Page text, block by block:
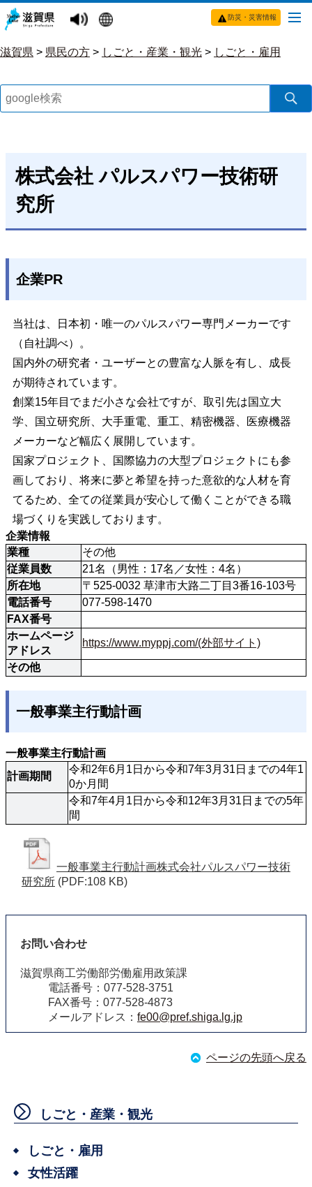
防災・災害情報
滋賀県 > 県民の方 > しごと・産業・観光 > しごと・雇用
株式会社 パルスパワー技術研
究所
企業PR
当社は、日本初・唯一のパルスパワー専門メーカーです
（自社調べ）。
国内外の研究者・ユーザーとの豊富な人脈を有し、成長
が期待されています。
創業15年目でまだ小さな会社ですが、取引先は国立大
学、国立研究所、大手重電、重工、精密機器、医療機器
メーカーなど幅広く展開しています。
国家プロジェクト、国際協力の大型プロジェクトにも参
画しており、将来に夢と希望を持った意欲的な人材を育
てるため、全ての従業員が安心して働くことができる職
場づくりを実践しております。
企業情報
業種
その他
従業員数
21名（男性：17名／女性：4名）
所在地
〒525-0032 草津市大路二丁目3番16-103号
電話番号
077-598-1470
FAX番号
ホームページ
アドレス
https://www.myppj.com/(外部サイト)
その他
一般事業主行動計画
一般事業主行動計画
計画期間
令和2年6月1日から令和7年3月31日までの4年1
0か月間
令和7年4月1日から令和12年3月31日までの5年
間
一般事業主行動計画株式会社パルスパワー技術
研究所 (PDF:108 KB)
お問い合わせ
滋賀県商工労働部労働雇用政策課
電話番号：077-528-3751
FAX番号：077-528-4873
メールアドレス： fe00@pref.shiga.lg.jp
ページの先頭へ戻る
しごと・産業・観光
しごと・雇用
女性活躍